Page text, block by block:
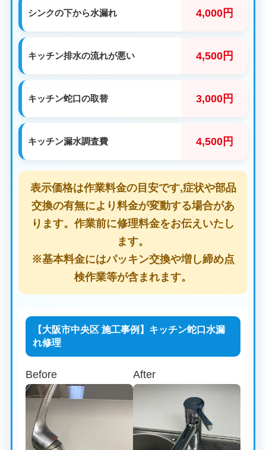
シンクの下から水漏れ 4,000円
キッチン排水の流れが悪い 4,500円
キッチン蛇口の取替 3,000円
キッチン漏水調査費 4,500円
表示価格は作業料金の目安です,症状や部品
交換の有無により料金が変動する場合があ
ります。作業前に修理料金をお伝えいたし
ます。
※基本料金にはパッキン交換や増し締め点
検作業等が含まれます。
【大阪市中央区 施工事例】キッチン蛇口水漏
れ修理
Before After